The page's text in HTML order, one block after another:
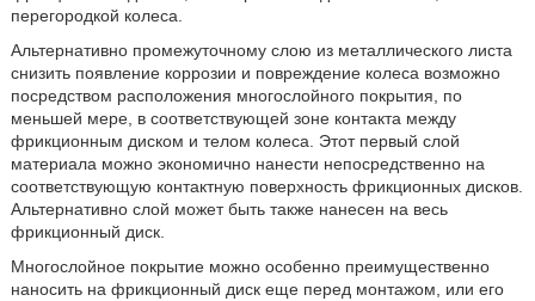
перегородкой колеса.
Альтернативно промежуточному слою из металлического листа
снизить появление коррозии и повреждение колеса возможно
посредством расположения многослойного покрытия, по
меньшей мере, в соответствующей зоне контакта между
фрикционным диском и телом колеса. Этот первый слой
материала можно экономично нанести непосредственно на
соответствующую контактную поверхность фрикционных дисков.
Альтернативно слой может быть также нанесен на весь
фрикционный диск.
Многослойное покрытие можно особенно преимущественно
наносить на фрикционный диск еще перед монтажом, или его